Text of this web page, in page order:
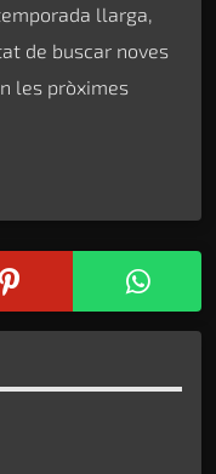
llarga,
de buscar noves
les pròximes